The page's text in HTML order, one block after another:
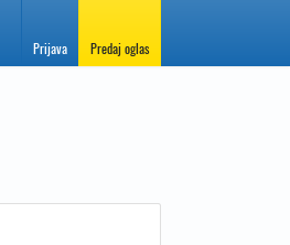
Prijava Predaj oglas